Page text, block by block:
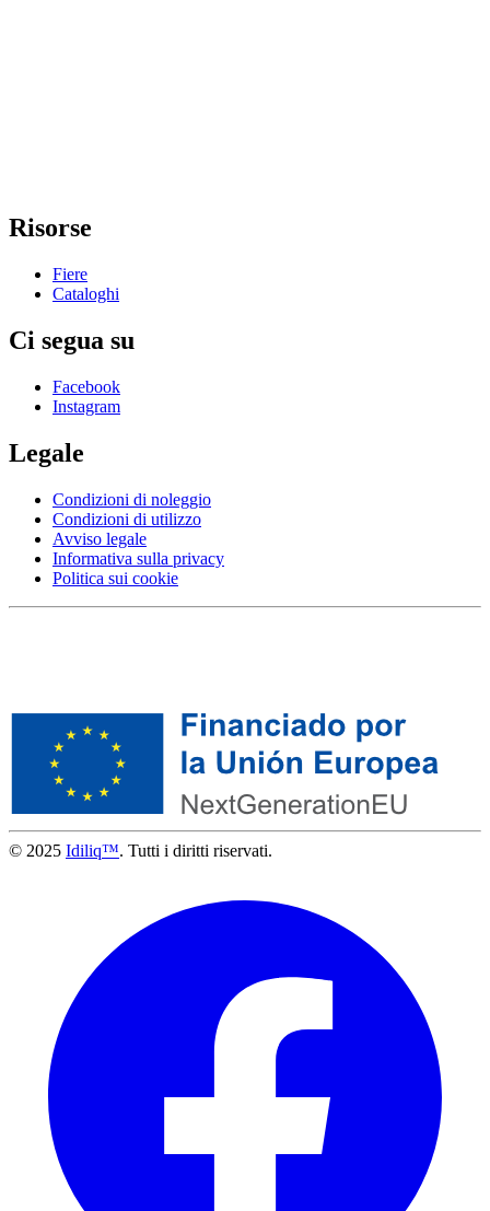
Risorse
Fiere
Cataloghi
Ci segua su
Facebook
Instagram
Legale
Condizioni di noleggio
Condizioni di utilizzo
Avviso legale
Informativa sulla privacy
Politica sui cookie
© 2025 Idiliq™. Tutti i diritti riservati.